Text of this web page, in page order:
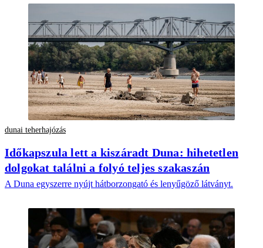
dunai teherhajózás
Időkapszula lett a kiszáradt Duna: hihetetlen
dolgokat találni a folyó teljes szakaszán
A Duna egyszerre nyújt hátborzongató és lenyűgöző látványt.